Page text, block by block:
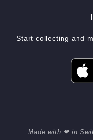
Start collecting and
Made with ❤ in